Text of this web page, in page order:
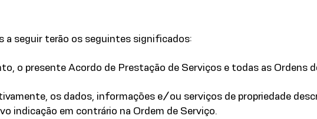
a seguir terão os seguintes significados:
o presente Acordo de Prestação de Serviços e todas as Ordens
os dados, informações e/ou serviços de propriedade
indicação em contrário na Ordem de Serviço.